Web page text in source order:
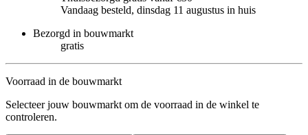
Vandaag besteld, dinsdag 11 augustus in huis
Bezorgd in bouwmarkt
gratis
Voorraad in de bouwmarkt
Selecteer jouw bouwmarkt om de voorraad in de winkel te
controleren.